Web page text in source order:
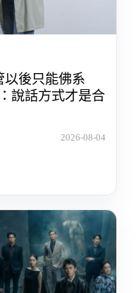
以後只能佛系
說話方式才是合
2026-08-04